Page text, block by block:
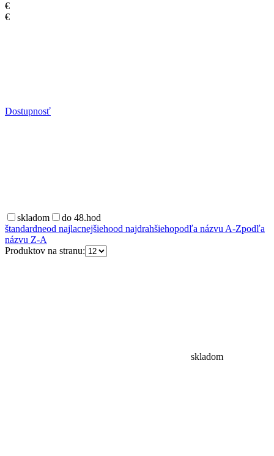
€
€
Dostupnosť
skladom
do 48.hod
štandardneod najlacnejšiehood najdrahšiehopodľa názvu A-Zpodľa
názvu Z-A
Produktov na stranu:
skladom